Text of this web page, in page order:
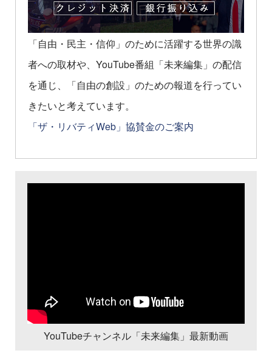
「自由・民主・信仰」のために活躍する世界の識
者への取材や、YouTube番組「未来編集」の配信
を通じ、「自由の創設」のための報道を行ってい
きたいと考えています。
「ザ・リバティWeb」協賛金のご案内
YouTubeチャンネル「未来編集」最新動画